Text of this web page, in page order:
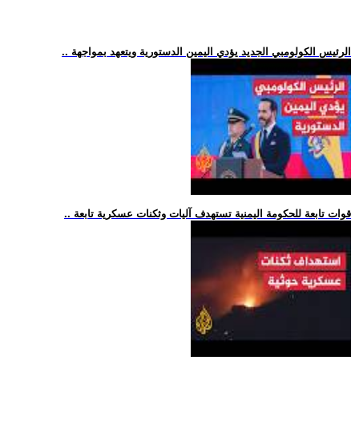
.. الرئيس الكولومبي الجديد يؤدي اليمين الدستورية ويتعهد بمواجهة
.. قوات تابعة للحكومة اليمنية تستهدف آليات وثكنات عسكرية تابعة